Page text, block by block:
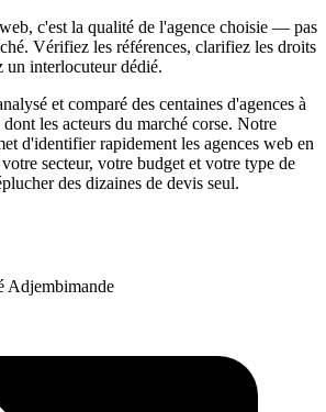
c'est la qualité de l'agence choisie — pas
Vérifiez les références, clarifiez les droits
un interlocuteur dédié.
et comparé des centaines d'agences à
les acteurs du marché corse. Notre
d'identifier rapidement les agences web en
secteur, votre budget et votre type de
des dizaines de devis seul.
Adjembimande